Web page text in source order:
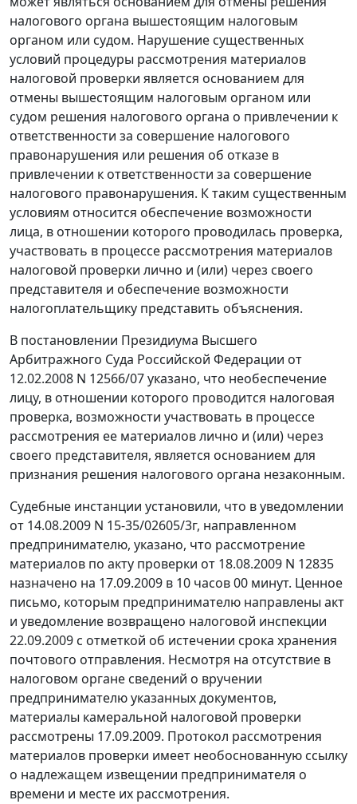
налогового органа вышестоящим налоговым
органом или судом. Нарушение существенных
условий процедуры рассмотрения материалов
налоговой проверки является основанием для
отмены вышестоящим налоговым органом или
судом решения налогового органа о привлечении к
ответственности за совершение налогового
правонарушения или решения об отказе в
привлечении к ответственности за совершение
налогового правонарушения. К таким существенным
условиям относится обеспечение возможности
лица, в отношении которого проводилась проверка,
участвовать в процессе рассмотрения материалов
налоговой проверки лично и (или) через своего
представителя и обеспечение возможности
налогоплательщику представить объяснения.
В постановлении Президиума Высшего
Арбитражного Суда Российской Федерации от
12.02.2008 N 12566/07 указано, что необеспечение
лицу, в отношении которого проводится налоговая
проверка, возможности участвовать в процессе
рассмотрения ее материалов лично и (или) через
своего представителя, является основанием для
признания решения налогового органа незаконным.
Судебные инстанции установили, что в уведомлении
от 14.08.2009 N 15-35/02605/3г, направленном
предпринимателю, указано, что рассмотрение
материалов по акту проверки от 18.08.2009 N 12835
назначено на 17.09.2009 в 10 часов 00 минут. Ценное
письмо, которым предпринимателю направлены акт
и уведомление возвращено налоговой инспекции
22.09.2009 с отметкой об истечении срока хранения
почтового отправления. Несмотря на отсутствие в
налоговом органе сведений о вручении
предпринимателю указанных документов,
материалы камеральной налоговой проверки
рассмотрены 17.09.2009. Протокол рассмотрения
материалов проверки имеет необоснованную ссылку
о надлежащем извещении предпринимателя о
времени и месте их рассмотрения.